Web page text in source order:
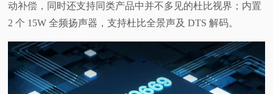
动补偿，同时还支持同类产品中并不多见的杜比视界；内置
2 个 15W 全频扬声器，支持杜比全景声及 DTS 解码。